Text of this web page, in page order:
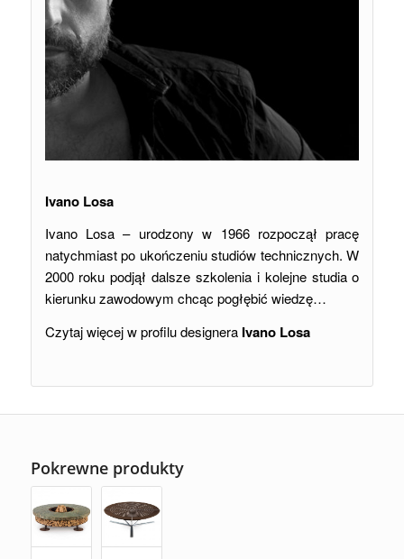
Ivano Losa
Ivano Losa – urodzony w 1966 rozpoczął pracę
natychmiast po ukończeniu studiów technicznych. W
2000 roku podjął dalsze szkolenia i kolejne studia o
kierunku zawodowym chcąc pogłębić wiedzę…
Czytaj więcej w profilu designera Ivano Losa
Pokrewne produkty